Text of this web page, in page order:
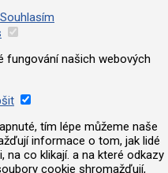
Souhlasím
fungování našich webových
tím lépe můžeme naše
informace o tom, jak lidé
na co klikají. a na které odkazy
cookie shromažďují,